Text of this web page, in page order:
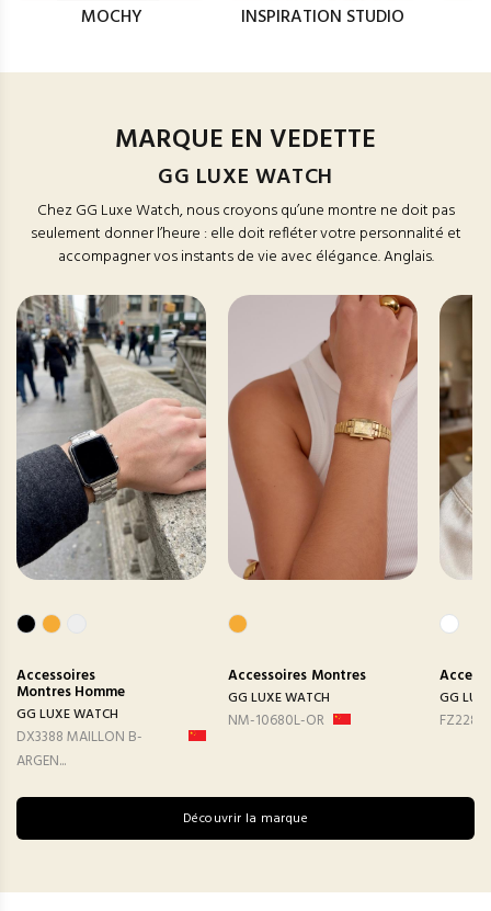
MOCHY INSPIRATION STUDIO
MARQUE EN VEDETTE
GG LUXE WATCH
Chez GG Luxe Watch, nous croyons qu’une montre ne doit pas
seulement donner l’heure : elle doit refléter votre personnalité et
accompagner vos instants de vie avec élégance. Anglais.
Accessoires
Montres Homme
GG LUXE WATCH
DX3388 MAILLON B-
ARGEN...
Accessoires Montres
GG LUXE WATCH
NM-10680L-OR
GG
FZ2282
Découvrir la marque